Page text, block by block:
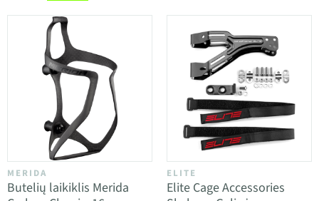
MERIDA
Butelių laikiklis Merida
ELITE
Elite Cage Accessories